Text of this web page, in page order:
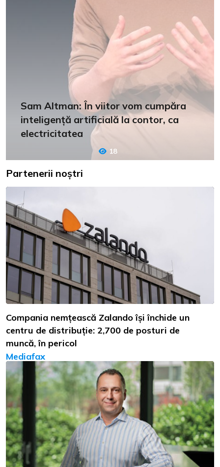
Sam Altman: În viitor vom cumpăra
inteligență artificială la contor, ca
electricitatea
18
Partenerii noștri
Compania nemțească Zalando își închide un
centru de distribuție: 2,700 de posturi de
muncă, în pericol
Mediafax